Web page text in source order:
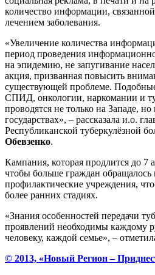
количество информации,
лечением заболевания.
«Увеличение количества
период проведения
на эпидемию, не запугивание
акция, призванная повысить
существующей проблеме.
СПИД, онкологии, наркомании и
проводятся не только на Западе,
государствах», – рассказала и.о.
Республиканской туберкулёзной
Обевзенко.
Кампания, которая продлится до 7
чтобы больше граждан обращалось
профилактические учреждения,
более ранних стадиях.
«Знания особенностей передачи
проявлений необходимы каждому
человеку, каждой семье», –
© 2013, «Новый Регион –